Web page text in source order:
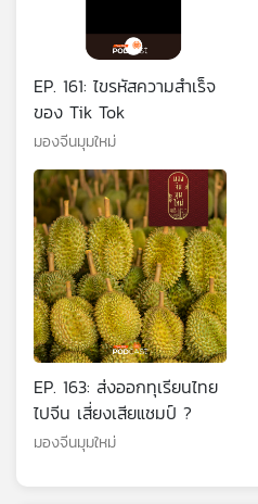
EP. 161: ไขรหัสความสำเร็จ
ของ Tik Tok
มองจีนมุมใหม่
EP. 163: ส่งออกทุเรียนไทย
ไปจีน เสี่ยงเสียแชมป์ ?
มองจีนมุมใหม่